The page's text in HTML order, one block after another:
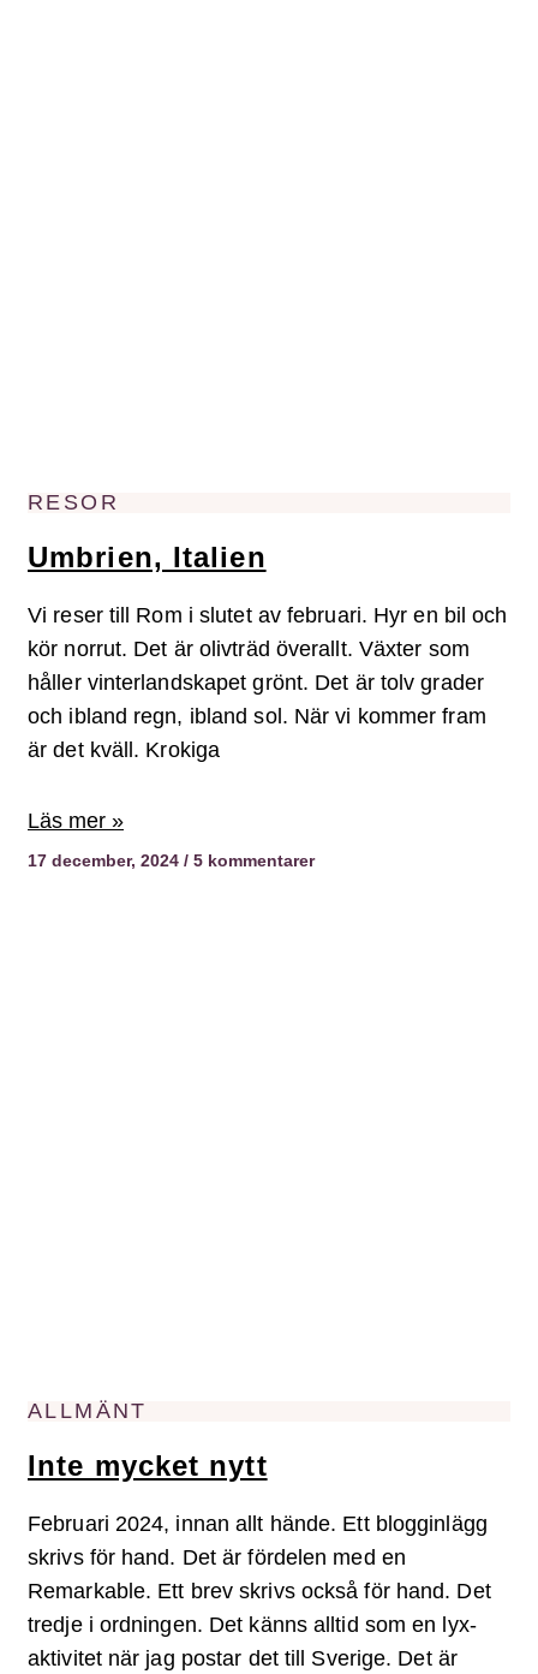
RESOR
Umbrien, Italien
Vi reser till Rom i slutet av februari. Hyr en bil och
kör norrut. Det är olivträd överallt. Växter som
håller vinterlandskapet grönt. Det är tolv grader
och ibland regn, ibland sol. När vi kommer fram
är det kväll. Krokiga
Läs mer »
17 december, 2024 5 kommentarer
ALLMÄNT
Inte mycket nytt
Februari 2024, innan allt hände. Ett blogginlägg
skrivs för hand. Det är fördelen med en
Remarkable. Ett brev skrivs också för hand. Det
tredje i ordningen. Det känns alltid som en lyx-
aktivitet när jag postar det till Sverige. Det är